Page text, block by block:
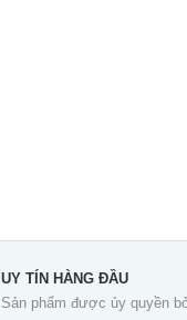
UY TÍN HÀNG ĐẦU
Sản phẩm được ủy quyền